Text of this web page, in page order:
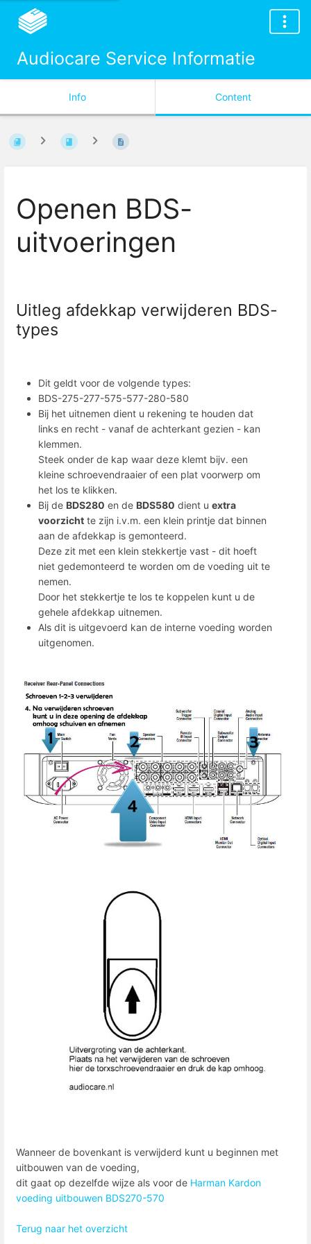
Audiocare Service Informatie
Info Content
Openen BDS-
uitvoeringen
Uitleg afdekkap verwijderen BDS-
types
Dit geldt voor de volgende types:
BDS-275-277-575-577-280-580
Bij het uitnemen dient u rekening te houden dat
links en recht - vanaf de achterkant gezien - kan
klemmen.
Steek onder de kap waar deze klemt bijv. een
kleine schroevendraaier of een plat voorwerp om
het los te klikken.
Bij de BDS280 en de BDS580 dient u extra
voorzicht te zijn i.v.m. een klein printje dat binnen
aan de afdekkap is gemonteerd.
Deze zit met een klein stekkertje vast - dit hoeft
niet gedemonteerd te worden om de voeding uit te
nemen.
Door het stekkertje te los te koppelen kunt u de
gehele afdekkap uitnemen.
Als dit is uitgevoerd kan de interne voeding worden
uitgenomen.
Wanneer de bovenkant is verwijderd kunt u beginnen met
uitbouwen van de voeding,
dit gaat op dezelfde wijze als voor de Harman Kardon
voeding uitbouwen BDS270-570
Terug naar het overzicht